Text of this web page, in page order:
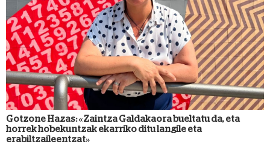
Gotzone Hazas: «Zaintza Galdakaora bueltatu da, eta
horrek hobekuntzak ekarriko ditu langile eta
erabiltzaileentzat»